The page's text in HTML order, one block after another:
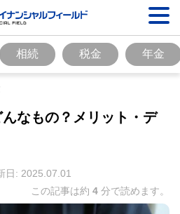
相続 税金 年金
なもの？メリット・デ
日: 2025.07.01
この記事は約 4 分で読めます。